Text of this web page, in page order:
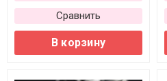
Сравнить
В корзину